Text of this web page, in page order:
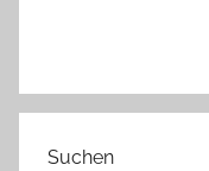
Suchen